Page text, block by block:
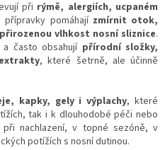
při rýmě, alergiích, ucpaném
přípravky pomáhají zmírnit otok,
vlhkost nosní sliznice.
často obsahují přírodní složky,
, které šetrně, ale účinně
kapky, gely i výplachy, které
tak i k dlouhodobé péči nebo
nachlazení, v topné sezóně, v
potížích s nosní dutinou.